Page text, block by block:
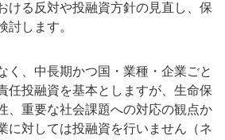
ける反対や投融資方針の見直し、保
討します。
く、中長期かつ国・業種・企業ごと
任投融資を基本としますが、生命保
、重要な社会課題への対応の観点か
に対しては投融資を行いません（ネ